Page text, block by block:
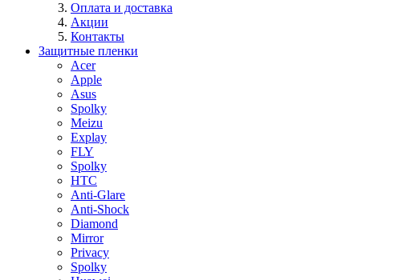
Оплата и доставка
Акции
Контакты
Защитные пленки
Acer
Apple
Asus
Spolky
Meizu
Explay
FLY
Spolky
HTC
Anti-Glare
Anti-Shock
Diamond
Mirror
Privacy
Spolky